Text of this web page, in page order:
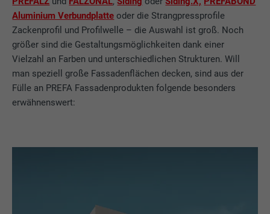
Aluminium Verbundplatte oder die Strangpressprofile
Zackenprofil und Profilwelle – die Auswahl ist groß. Noch
größer sind die Gestaltungsmöglichkeiten dank einer
Vielzahl an Farben und unterschiedlichen Strukturen. Will
man speziell große Fassadenflächen decken, sind aus der
Fülle an PREFA Fassadenprodukten folgende besonders
erwähnenswert: